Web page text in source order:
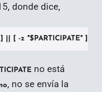
donde dice,
|| [ -z "$PARTICIPATE" ];
no está
, no se envía la